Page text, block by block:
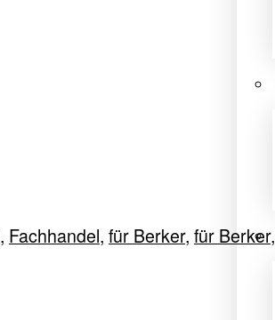
, Fachhandel, für Berker, für Berker,